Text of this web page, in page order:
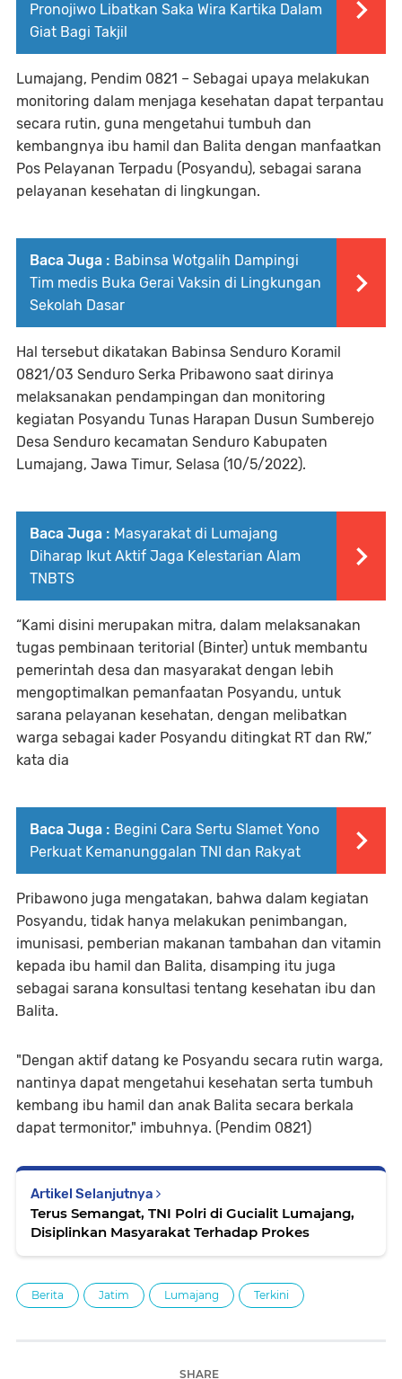
Pronojiwo Libatkan Saka Wira Kartika Dalam
Giat Bagi Takjil
Lumajang, Pendim 0821 – Sebagai upaya melakukan
monitoring dalam menjaga kesehatan dapat terpantau
secara rutin, guna mengetahui tumbuh dan
kembangnya ibu hamil dan Balita dengan manfaatkan
Pos Pelayanan Terpadu (Posyandu), sebagai sarana
pelayanan kesehatan di lingkungan.
Baca Juga : Babinsa Wotgalih Dampingi
Tim medis Buka Gerai Vaksin di Lingkungan
Sekolah Dasar
Hal tersebut dikatakan Babinsa Senduro Koramil
0821/03 Senduro Serka Pribawono saat dirinya
melaksanakan pendampingan dan monitoring
kegiatan Posyandu Tunas Harapan Dusun Sumberejo
Desa Senduro kecamatan Senduro Kabupaten
Lumajang, Jawa Timur, Selasa (10/5/2022).
Baca Juga : Masyarakat di Lumajang
Diharap Ikut Aktif Jaga Kelestarian Alam
TNBTS
“Kami disini merupakan mitra, dalam melaksanakan
tugas pembinaan teritorial (Binter) untuk membantu
pemerintah desa dan masyarakat dengan lebih
mengoptimalkan pemanfaatan Posyandu, untuk
sarana pelayanan kesehatan, dengan melibatkan
warga sebagai kader Posyandu ditingkat RT dan RW,”
kata dia
Baca Juga : Begini Cara Sertu Slamet Yono
Perkuat Kemanunggalan TNI dan Rakyat
Pribawono juga mengatakan, bahwa dalam kegiatan
Posyandu, tidak hanya melakukan penimbangan,
imunisasi, pemberian makanan tambahan dan vitamin
kepada ibu hamil dan Balita, disamping itu juga
sebagai sarana konsultasi tentang kesehatan ibu dan
Balita.
"Dengan aktif datang ke Posyandu secara rutin warga,
nantinya dapat mengetahui kesehatan serta tumbuh
kembang ibu hamil dan anak Balita secara berkala
dapat termonitor," imbuhnya. (Pendim 0821)
Artikel Selanjutnya
Terus Semangat, TNI Polri di Gucialit Lumajang,
Disiplinkan Masyarakat Terhadap Prokes
Berita Jatim Lumajang Terkini
SHARE